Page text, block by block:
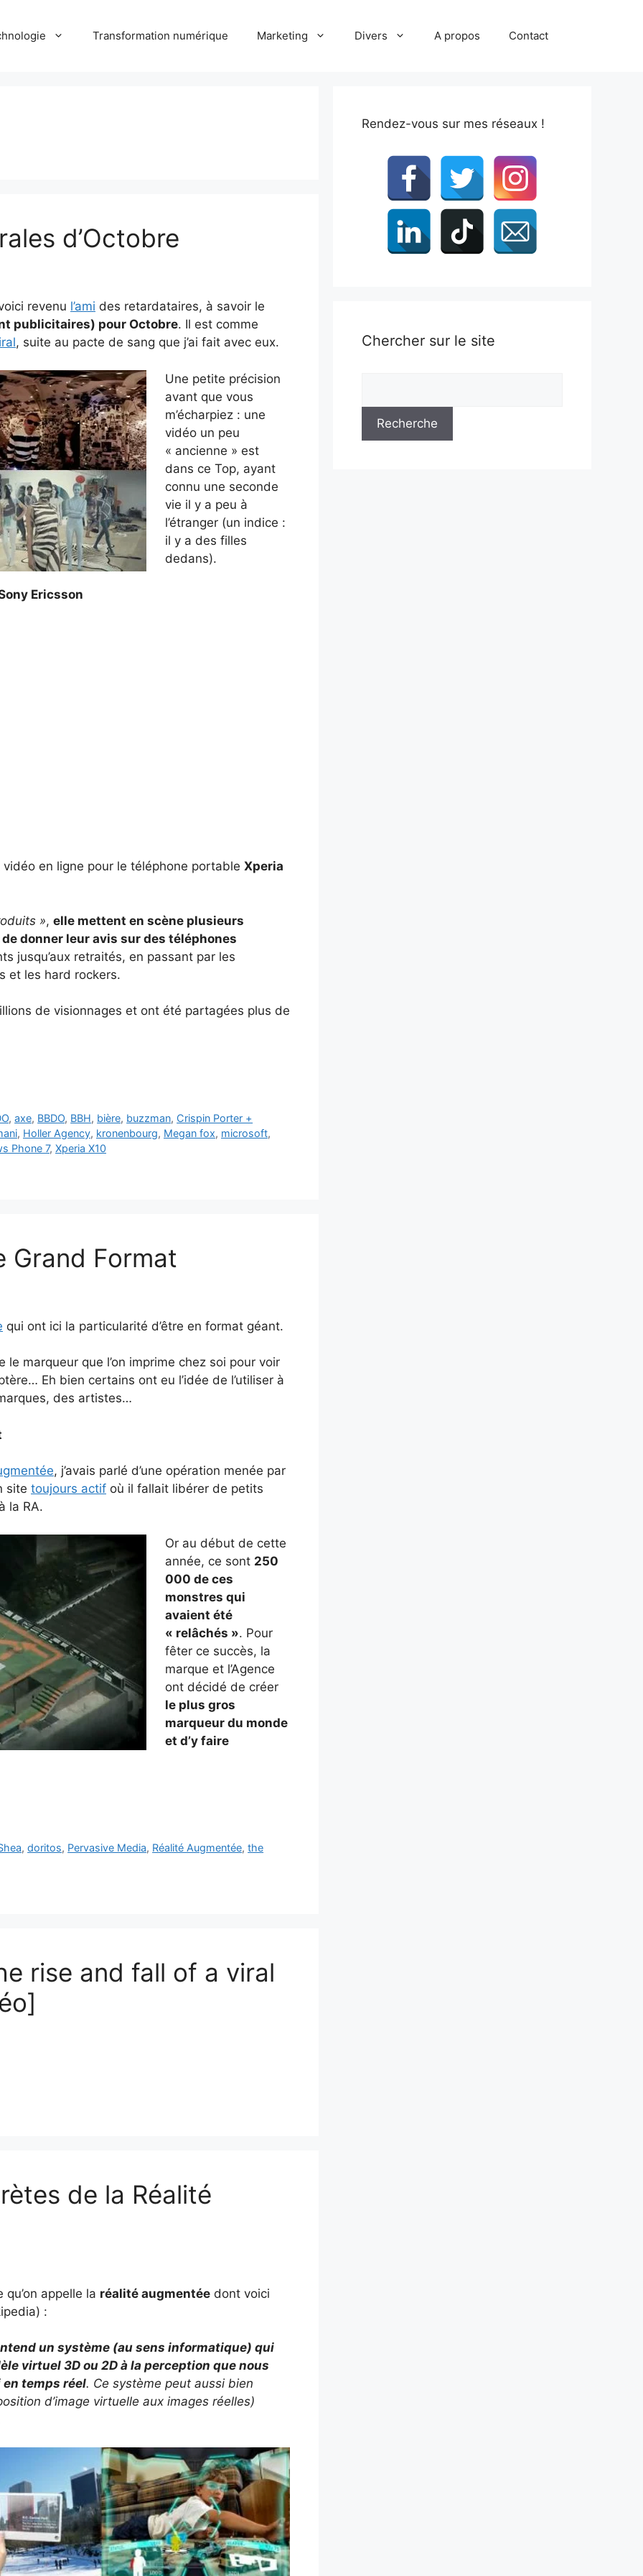
Transformation numérique Marketing Divers A propos Contact
d’Octobre
revenu l’ami des retardataires, à savoir le
publicitaires) pour Octobre. Il est comme
, suite au pacte de sang que j’ai fait avec eux.
Une petite précision
avant que vous
m’écharpiez : une
vidéo un peu
« ancienne » est
dans ce Top, ayant
connu une seconde
vie il y a peu à
l’étranger (un indice :
il y a des filles
dedans).
Ericsson
en ligne pour le téléphone portable Xperia
», elle mettent en scène plusieurs
donner leur avis sur des téléphones
jusqu’aux retraités, en passant par les
et les hard rockers.
de visionnages et ont été partagées plus de
,axe, BBDO, BBH, bière, buzzman, Crispin Porter +
, Holler Agency, kronenbourg, Megan fox, microsoft,
Phone 7, Xperia X10
Grand Format
qui ont ici la particularité d’être en format géant.
marqueur que l’on imprime chez soi pour voir
Eh bien certains ont eu l’idée de l’utiliser à
des artistes…
, j’avais parlé d’une opération menée par
site toujours actif où il fallait libérer de petits
la RA.
Or au début de cette
année, ce sont 250
000 de ces
monstres qui
avaient été
« relâchés ». Pour
fêter ce succès, la
marque et l’Agence
ont décidé de créer
le plus gros
marqueur du monde
et d’y faire
,doritos, Pervasive Media, Réalité Augmentée,the
rise and fall of a viral
de la Réalité
appelle la réalité augmentée dont voici
:
un système (au sens informatique) qui
virtuel 3D ou 2D à la perception que nous
temps réel. Ce système peut aussi bien
d’image virtuelle aux images réelles)
Rendez-vous sur mes réseaux !
Chercher sur le site